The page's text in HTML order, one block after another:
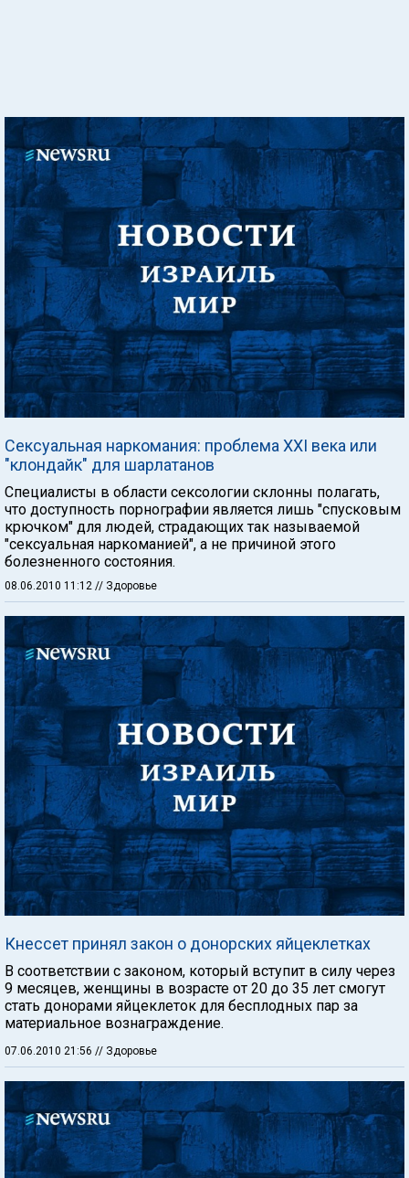
Сексуальная наркомания: проблема XXI века или
"клондайк" для шарлатанов
Специалисты в области сексологии склонны полагать,
что доступность порнографии является лишь "спусковым
крючком" для людей, страдающих так называемой
"сексуальная наркоманией", а не причиной этого
болезненного состояния.
08.06.2010 11:12 // Здоровье
Кнессет принял закон о донорских яйцеклетках
В соответствии с законом, который вступит в силу через
9 месяцев, женщины в возрасте от 20 до 35 лет смогут
стать донорами яйцеклеток для бесплодных пар за
материальное вознаграждение.
07.06.2010 21:56 // Здоровье